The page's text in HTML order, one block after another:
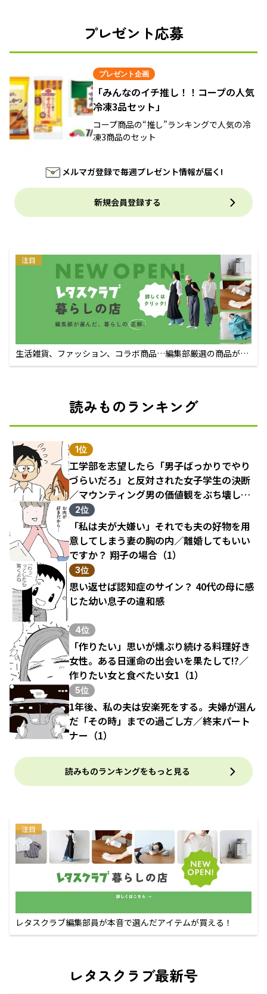
プレゼント応募
プレゼント企画
「みんなのイチ推し！！コープの人気
冷凍3品セット」
コープ商品の“推し”ランキングで人気の冷
凍3商品のセット
メルマガ登録で毎週プレゼント情報が届く!
新規会員登録する
注目
生活雑貨、ファッション、コラボ商品…編集部厳選の商品が買
えるECサイト
読みものランキング
1位
工学部を志望したら「男子ばっかりでやり
づらいだろ」と反対された女子学生の決断
／マウンティング男の価値観をぶち壊した
結果（1）
2位
「私は夫が大嫌い」それでも夫の好物を用
意してしまう妻の胸の内／離婚してもいい
ですか？ 翔子の場合（1）
3位
思い返せば認知症のサイン？ 40代の母に感
じた幼い息子の違和感
4位
「作りたい」思いが燻ぶり続ける料理好き
女性。ある日運命の出会いを果たして!?／
作りたい女と食べたい女1（1）
5位
1年後、私の夫は安楽死をする。夫婦が選ん
だ「その時」までの過ごし方／終末パート
ナー（1）
読みものランキングをもっと見る
注目
レタスクラブ編集部員が本音で選んだアイテムが買える！
レタスクラブ最新号